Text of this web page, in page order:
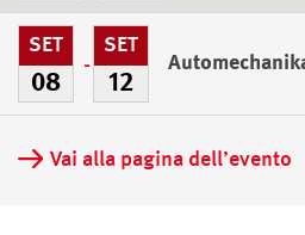
SET
08
SET
12
Vai alla pagina dell’evento